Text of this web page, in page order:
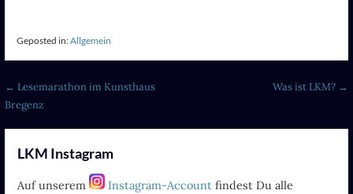
Geposted in:Allgemein
Beitragsnavigation
← Lesemarathon im Kunsthaus
Bregenz
Was ist LKM? →
LKM Instagram
Auf unserem Instagram-Account findest Du alle